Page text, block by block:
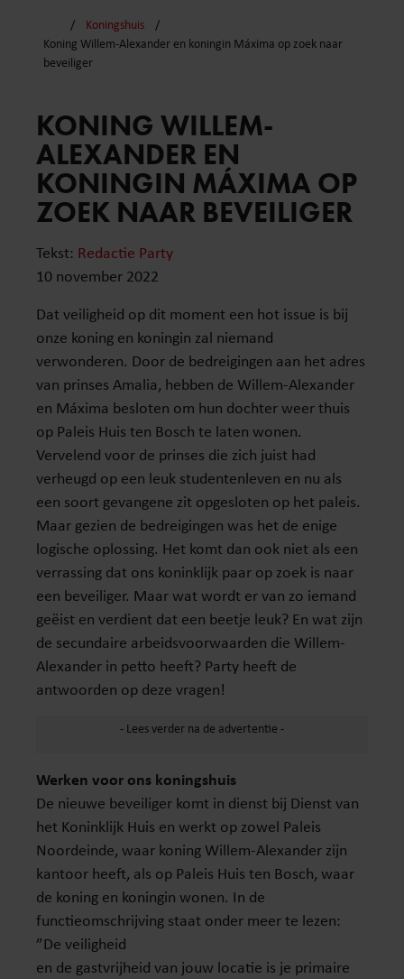
Koningshuis
Koning Willem-Alexander en koningin Máxima op zoek naar
beveiliger
KONING WILLEM-
ALEXANDER EN
KONINGIN MÁXIMA OP
ZOEK NAAR BEVEILIGER
Tekst: Redactie Party
10 november 2022
Dat veiligheid op dit moment een hot issue is bij
onze koning en koningin zal niemand
verwonderen. Door de bedreigingen aan het adres
van prinses Amalia, hebben de Willem-Alexander
en Máxima besloten om hun dochter weer thuis
op Paleis Huis ten Bosch te laten wonen.
Vervelend voor de prinses die zich juist had
verheugd op een leuk studentenleven en nu als
een soort gevangene zit opgesloten op het paleis.
Maar gezien de bedreigingen was het de enige
logische oplossing. Het komt dan ook niet als een
verrassing dat ons koninklijk paar op zoek is naar
een beveiliger. Maar wat wordt er van zo iemand
geëist en verdient dat een beetje leuk? En wat zijn
de secundaire arbeidsvoorwaarden die Willem-
Alexander in petto heeft? Party heeft de
antwoorden op deze vragen!
Werken voor ons koningshuis
De nieuwe beveiliger komt in dienst bij Dienst van
het Koninklijk Huis en werkt op zowel Paleis
Noordeinde, waar koning Willem-Alexander zijn
kantoor heeft, als op Paleis Huis ten Bosch, waar
de koning en koningin wonen. In de
functieomschrijving staat onder meer te lezen:
”De veiligheid
en de gastvrijheid van jouw locatie is je primaire